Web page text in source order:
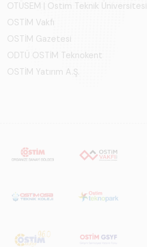
OTÜSEM | Ostim Teknik Üniversitesi
OSTİM Vakfı
OSTİM Gazetesi
ODTÜ OSTİM Teknokent
OSTİM Yatırım A.Ş.